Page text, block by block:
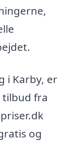
i Karby, er
fra
og